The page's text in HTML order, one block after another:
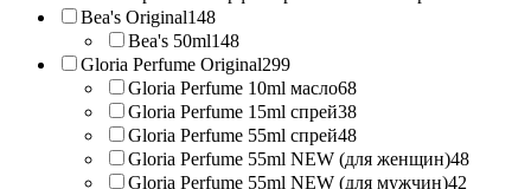
Bea's Original148
Bea's 50ml148
Gloria Perfume Original299
Gloria Perfume 10ml масло68
Gloria Perfume 15ml спрей38
Gloria Perfume 55ml спрей48
Gloria Perfume 55ml NEW (для женщин)48
Gloria Perfume 55ml NEW (для мужчин)42